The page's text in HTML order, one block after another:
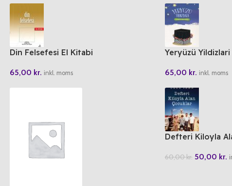
Din Felsefesi El Kitabi
65,00 kr. inkl. moms
Yeryüzü
65,00 kr. inkl. moms
Defteri Kiloyla
60,00kr. 50,00 kr.